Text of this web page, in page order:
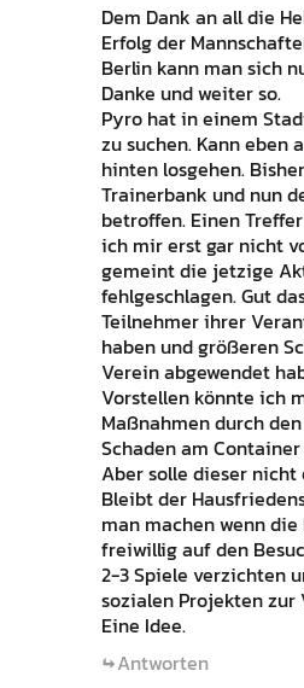
Dem Dank an all die
Erfolg der
Berlin kann man sich
Danke und weiter so.
Pyro hat in einem
zu suchen. Kann eben
hinten losgehen.
Trainerbank und nun
betroffen. Einen
ich mir erst gar nicht
gemeint die jetzige
fehlgeschlagen. Gut
Teilnehmer ihrer
haben und größeren
Verein abgewendet
Vorstellen könnte ich
Maßnahmen durch
Schaden am
Aber solle dieser nicht
Bleibt der
man machen wenn
freiwillig auf den
2-3 Spiele verzichten
sozialen Projekten zur
Eine Idee.
Antworten